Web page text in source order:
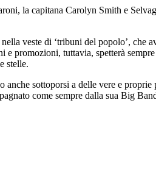
la capitana Carolyn Smith e
veste di ‘tribuni del popolo’, che
promozioni, tuttavia, spetterà
stelle.
sottoporsi a delle vere e proprie
come sempre dalla sua Big